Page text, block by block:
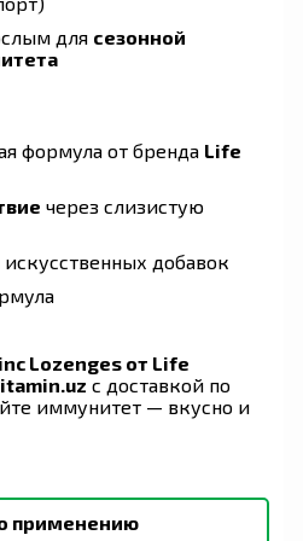
для сезонной
формула от бренда Life
через слизистую
добавок
Lozenges от Life
с доставкой по
иммунитет — вкусно и
применению